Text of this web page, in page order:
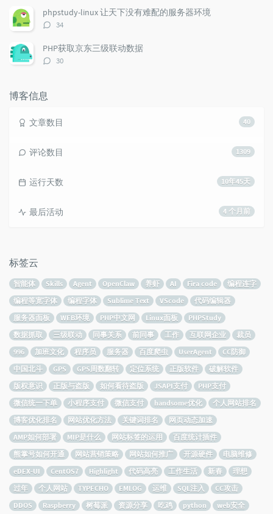
数：
phpstudy-linux 让天下没有难配的服务器环境
评
数：
34
PHP获取京东三级联动数据
评
30
博客信息
40
文章数目
1309
评论数目
10年45天
运行天数
4 个月前
最后活动
标签云
智能体 Skills Agent OpenClaw 养虾 AI Fira code
编程连字
编程等宽字体
编程字体 Sublime Text VScode
代码编辑器
服务器面板
WEB环境 PHP中文网 Linux面板
PHPStudy
数据抓取
三级联动 同事关系 前同事 工作 互联网企业
裁员
996
加班文化 程序员 服务器 百度爬虫 UserAgent
CC防御
中国北斗
GPS GPS周数翻转 定位系统 正版软件
破解软件
版权意识
正版与盗版 如何看待盗版 JSAPI支付
PHP支付
微信统一下单
小程序支付 微信支付 handsome优化
个人网站排名
博客优化排名
网站优化方法 关键词排名
网页动态加速
AMP如何部署
MIP是什么 网站标签的运用
百度统计插件
熊掌号如何开通
网站营销策略 网站如何推广 开源硬件
电脑维修
eDEX-UI
CentOS7 Highlight 代码高亮 工作生活 新春
理想
过年
个人网站 TYPECHO EMLOG 运维 SQL注入
CC攻击
DDOS
Raspberry 树莓派 资源分享 吃鸡 python web安全